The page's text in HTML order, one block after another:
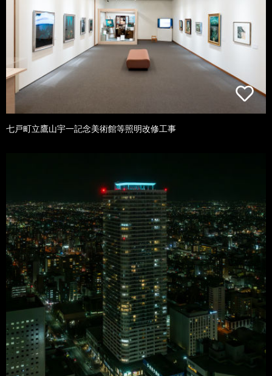
七戸町立鷹山宇一記念美術館等照明改修工事